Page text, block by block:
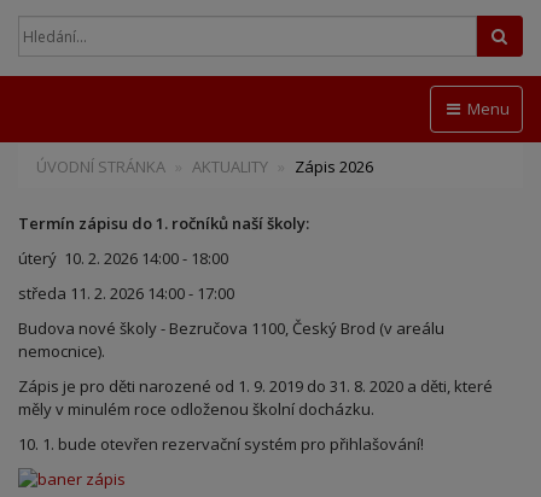
Menu
ÚVODNÍ STRÁNKA AKTUALITY Zápis 2026
Termín zápisu do 1. ročníků naší školy:
úterý 10. 2. 2026 14:00 - 18:00
středa 11. 2. 2026 14:00 - 17:00
Budova nové školy - Bezručova 1100, Český Brod (v areálu
nemocnice).
Zápis je pro děti narozené od 1. 9. 2019 do 31. 8. 2020 a děti, které
měly v minulém roce odloženou školní docházku.
10. 1. bude otevřen rezervační systém pro přihlašování!